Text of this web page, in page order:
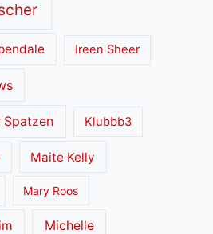
Ireen Sheer
Spatzen Klubbb3
Maite Kelly
Mary Roos
Michelle